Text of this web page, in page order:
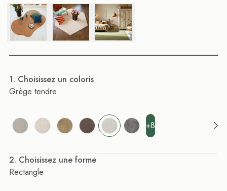
. Choisissez un coloris
Grège tendre
+8
. Choisissez une forme
Rectangle